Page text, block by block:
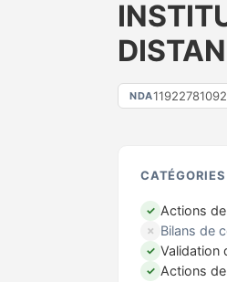
NDA11922781092
✓ Actions
✗ Bilans de
✓ Validation
✓ Actions